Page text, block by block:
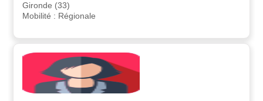
Gironde (33)
Mobilité : Régionale